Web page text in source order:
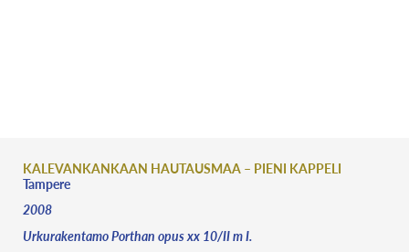
KALEVANKANKAAN HAUTAUSMAA – PIENI KAPPELI
Tampere
2008
Urkurakentamo Porthan opus xx 10/II m I.